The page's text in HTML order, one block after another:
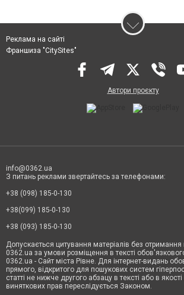
Реклама на сайті
Франшиза "CitySites"
Автори проєкту
info@0362.ua
З питань реклами звертайтесь за телефонами:
+38 (098) 185-0-130
+38(099) 185-0-130
+38 (093) 185-0-130
Допускається цитування матеріалів без отримання
0362.ua за умови розміщення в тексті
0362.ua - Сайт міста Рівне. Для інтернет-видань
прямого, відкритого для пошукових систем
статті не нижче другого абзацу в тексті або в
виняткових прав переслідується Законом.